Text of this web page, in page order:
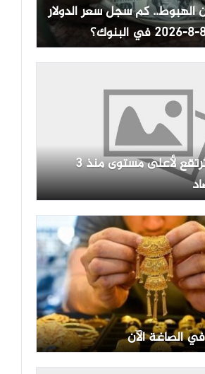
الهبوط.. كم سجل سعر الدولار
أسعار الغذاء ترتقع لأعلى مستوى منذ 3